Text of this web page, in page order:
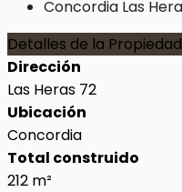
Detalles de la Propiedad
Dirección
Las Heras 72
Ubicación
Concordia
Total construido
212 m²